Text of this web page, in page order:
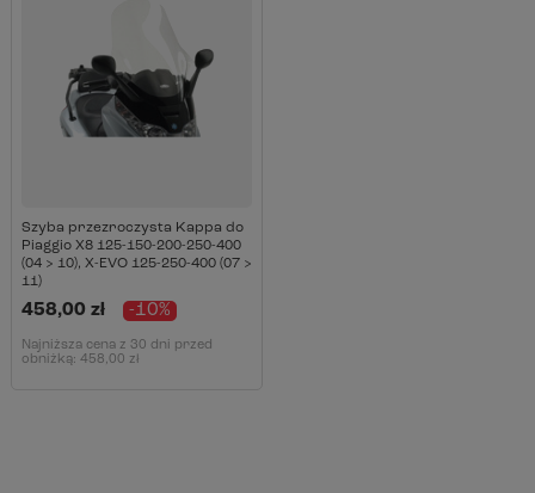
Szyba przezroczysta Kappa do
Piaggio X8 125-150-200-250-400
(04 > 10), X-EVO 125-250-400 (07 >
11)
458,00 zł -10%
Najniższa cena z 30 dni przed
obniżką: 458,00 zł